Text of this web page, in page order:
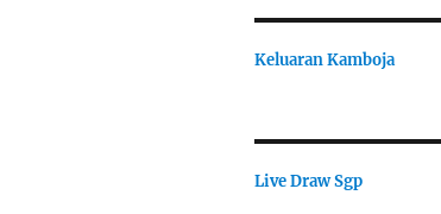
Keluaran Kamboja
Live Draw Sgp